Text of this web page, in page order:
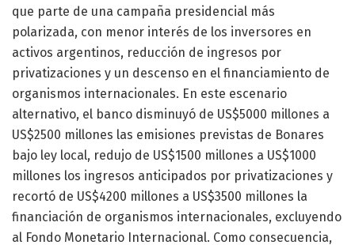
que parte de una campaña presidencial más
polarizada, con menor interés de los inversores en
activos argentinos, reducción de ingresos por
privatizaciones y un descenso en el financiamiento de
organismos internacionales. En este escenario
alternativo, el banco disminuyó de US$5000 millones a
US$2500 millones las emisiones previstas de Bonares
bajo ley local, redujo de US$1500 millones a US$1000
millones los ingresos anticipados por privatizaciones y
recortó de US$4200 millones a US$3500 millones la
financiación de organismos internacionales, excluyendo
al Fondo Monetario Internacional. Como consecuencia,